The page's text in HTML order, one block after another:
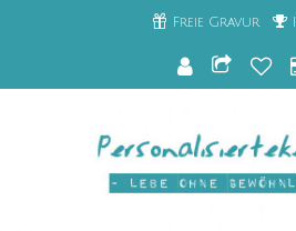
Freie Gravur